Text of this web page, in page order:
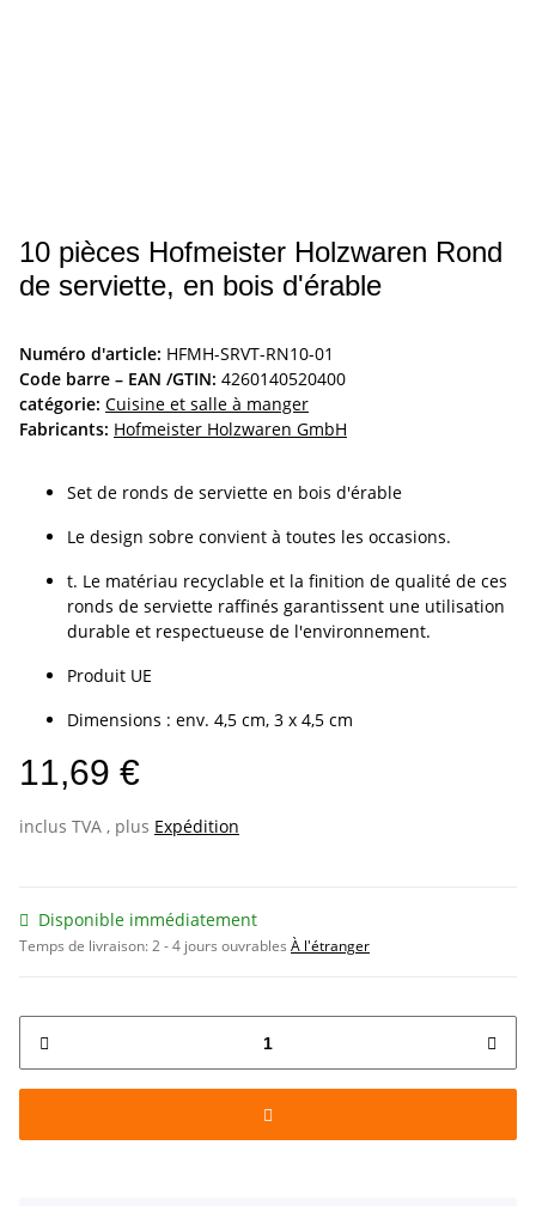
10 pièces Hofmeister Holzwaren Rond
de serviette, en bois d'érable
Numéro d'article: HFMH-SRVT-RN10-01
Code barre – EAN /GTIN: 4260140520400
catégorie: Cuisine et salle à manger
Fabricants: Hofmeister Holzwaren GmbH
Set de ronds de serviette en bois d'érable
Le design sobre convient à toutes les occasions.
t. Le matériau recyclable et la finition de qualité de ces
ronds de serviette raffinés garantissent une utilisation
durable et respectueuse de l'environnement.
Produit UE
Dimensions : env. 4,5 cm, 3 x 4,5 cm
11,69 €
inclus TVA , plus Expédition
Disponible immédiatement
Temps de livraison:2 - 4 jours ouvrables À l'étranger